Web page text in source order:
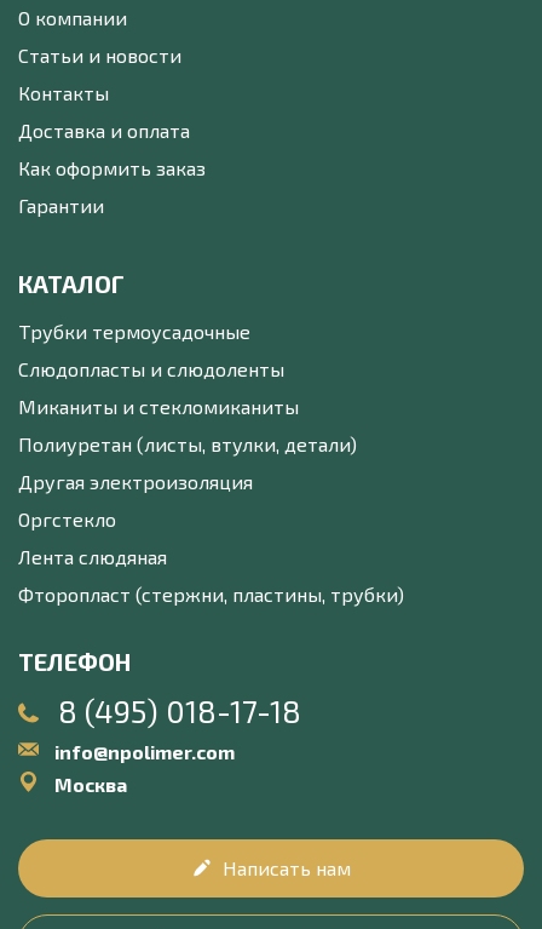
О компании
Статьи и новости
Контакты
Доставка и оплата
Как оформить заказ
Гарантии
КАТАЛОГ
Трубки термоусадочные
Слюдопласты и слюдоленты
Миканиты и стекломиканиты
Полиуретан (листы, втулки, детали)
Другая электроизоляция
Оргстекло
Лента слюдяная
Фторопласт (стержни, пластины, трубки)
ТЕЛЕФОН
8 (495) 018-17-18
info@npolimer.com
Москва
Написать нам